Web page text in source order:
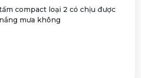
compact loại 2 có chịu được
nắng mưa không